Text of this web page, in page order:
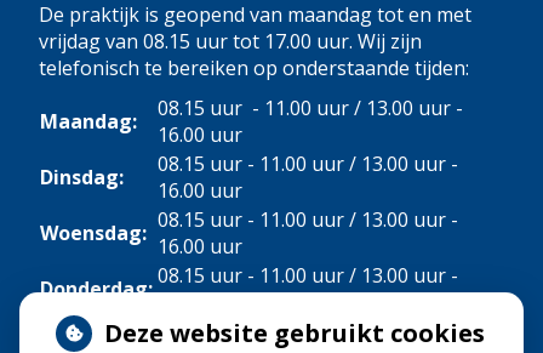
De praktijk is geopend van maandag tot en met
vrijdag van 08.15 uur tot 17.00 uur. Wij zijn
telefonisch te bereiken op onderstaande tijden:
Maandag:
08.15 uur - 11.00 uur / 13.00 uur -
16.00 uur
Dinsdag:
08.15 uur - 11.00 uur / 13.00 uur -
16.00 uur
Woensdag: 08.15 uur - 11.00 uur / 13.00 uur -
16.00 uur
Donderdag:08.15 uur - 11.00 uur / 13.00 uur -
Vrijdag:
08.15 uur - 11.00 uur
Deze website gebruikt cookies